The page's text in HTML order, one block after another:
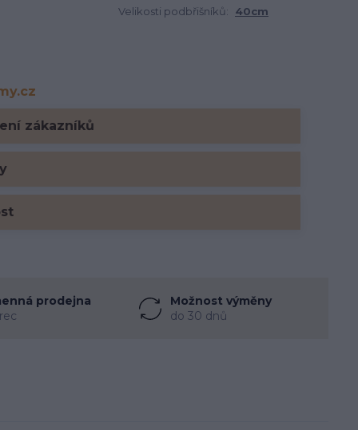
Velikosti podbřišníků:
40cm
zákazníků
prodejna
Možnost výměny
do 30 dnů